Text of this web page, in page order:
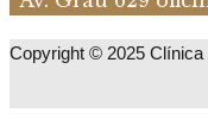
Copyright © 2025